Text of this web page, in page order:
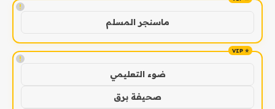
!
ماسنجر المسلم
!
ضوء التعليمي
صحيفة برق